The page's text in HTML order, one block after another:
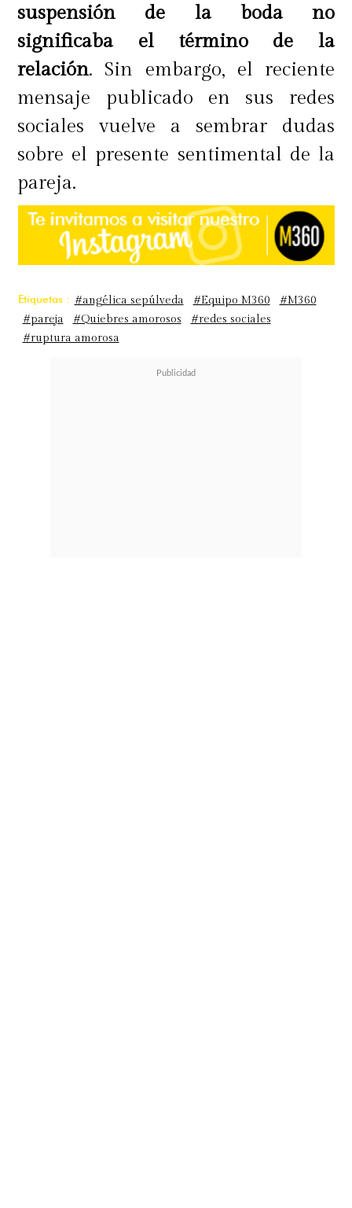
suspensión de la boda no
significaba el término de la
relación. Sin embargo, el reciente
mensaje publicado en sus redes
sociales vuelve a sembrar dudas
sobre el presente sentimental de la
pareja.
Etiquetas : #angélica sepúlveda #Equipo M360
#M360
#pareja
#Quiebres amorosos
#redes sociales
#ruptura amorosa